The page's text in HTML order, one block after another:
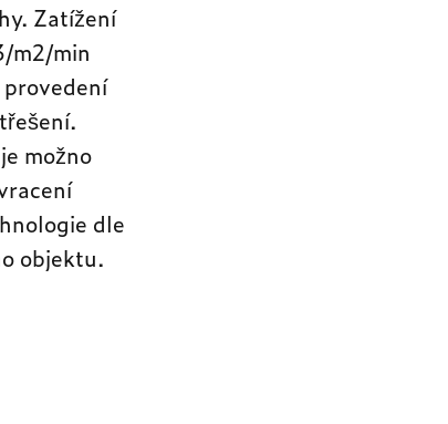
Zatížení
m2/min
možno
dle
objektu.